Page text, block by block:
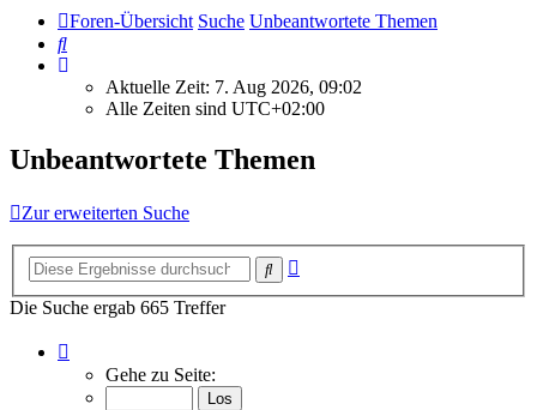
Foren-Übersicht Suche Unbeantwortete Themen
Suche
Aktuelle Zeit: 7. Aug 2026, 09:02
Alle Zeiten sind UTC+02:00
Unbeantwortete Themen
Zur erweiterten Suche
Suche
Die Suche ergab 665 Treffer
von
Gehe zu Seite: